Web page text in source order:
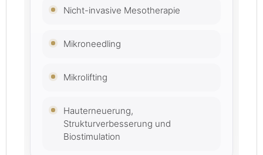
Nicht-invasive Mesotherapie
Mikroneedling
Mikrolifting
Hauterneuerung,
Strukturverbesserung und
Biostimulation